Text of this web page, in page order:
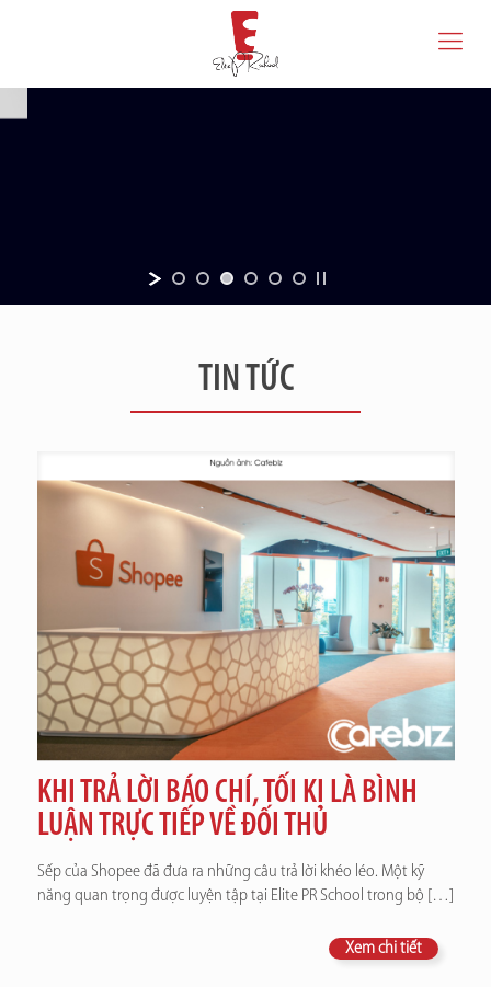
TIN TỨC
KHI TRẢ LỜI BÁO CHÍ, TỐI KỊ LÀ BÌNH
LUẬN TRỰC TIẾP VỀ ĐỐI THỦ
Sếp của Shopee đã đưa ra những câu trả lời khéo léo. Một kỹ
năng quan trọng được luyện tập tại Elite PR School trong bộ […]
Xem chi tiết